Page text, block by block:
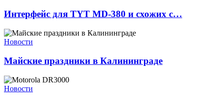
Интерфейс для TYT MD-380 и схожих с…
Новости
Майские праздники в Калининграде
Новости